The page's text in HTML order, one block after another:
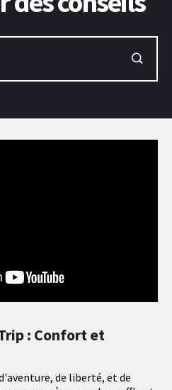
: Confort et
de liberté, et de